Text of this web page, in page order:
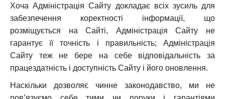
Хоча Адміністрація Сайту докладає всіх зусиль для
забезпечення коректності інформації, що
розміщується на Сайті, Адміністрація Сайту не
гарантує її точність і правильність; Адміністрація
Сайту теж не бере на себе відповідальність за
працездатність і доступність Сайту і його оновлення.
Наскільки дозволяє чинне законодавство, ми не